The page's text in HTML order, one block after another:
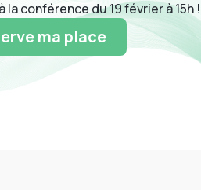
conférence du 19 février à 15h !
ma place